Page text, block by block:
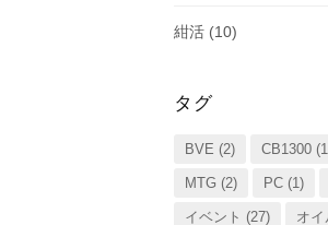
紺活 (10)
タグ
BVE (2) CB1300
MTG (2) PC (1)
イベント (27) オイ